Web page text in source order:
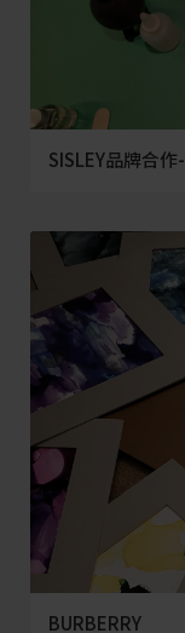
SISLEY品牌合作
BURBERRY